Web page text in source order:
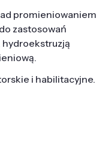
promieniowaniem
zastosowań
i habilitacyjne.